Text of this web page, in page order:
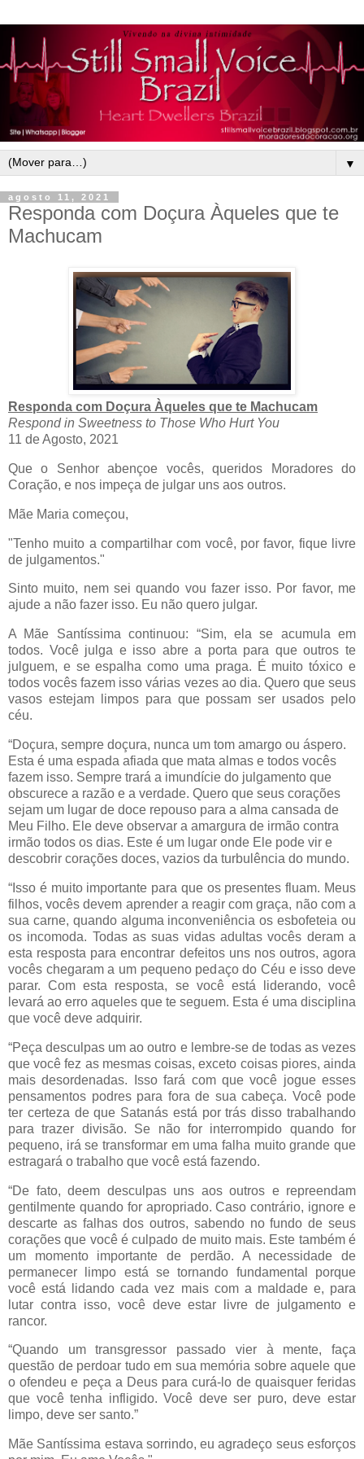
▼
agosto 11, 2021
Responda com Doçura Àqueles que te
Machucam
Responda com Doçura Àqueles que te Machucam
Respond in Sweetness to Those Who Hurt You
11 de Agosto, 2021
Que o Senhor abençoe vocês, queridos Moradores do
Coração, e nos impeça de julgar uns aos outros.
Mãe Maria começou,
"Tenho muito a compartilhar com você, por favor, fique livre
de julgamentos."
Sinto muito, nem sei quando vou fazer isso. Por favor, me
ajude a não fazer isso. Eu não quero julgar.
A Mãe Santíssima continuou: “Sim, ela se acumula em
todos. Você julga e isso abre a porta para que outros te
julguem, e se espalha como uma praga. É muito tóxico e
todos vocês fazem isso várias vezes ao dia. Quero que seus
vasos estejam limpos para que possam ser usados pelo
céu.
“Doçura, sempre doçura, nunca um tom amargo ou áspero.
Esta é uma espada afiada que mata almas e todos vocês
fazem isso. Sempre trará a imundície do julgamento que
obscurece a razão e a verdade. Quero que seus corações
sejam um lugar de doce repouso para a alma cansada de
Meu Filho. Ele deve observar a amargura de irmão contra
irmão todos os dias. Este é um lugar onde Ele pode vir e
descobrir corações doces, vazios da turbulência do mundo.
“Isso é muito importante para que os presentes fluam. Meus
filhos, vocês devem aprender a reagir com graça, não com a
sua carne, quando alguma inconveniência os esbofeteia ou
os incomoda. Todas as suas vidas adultas vocês deram a
esta resposta para encontrar defeitos uns nos outros, agora
vocês chegaram a um pequeno pedaço do Céu e isso deve
parar. Com esta resposta, se você está liderando, você
levará ao erro aqueles que te seguem. Esta é uma disciplina
que você deve adquirir.
“Peça desculpas um ao outro e lembre-se de todas as vezes
que você fez as mesmas coisas, exceto coisas piores, ainda
mais desordenadas. Isso fará com que você jogue esses
pensamentos podres para fora de sua cabeça. Você pode
ter certeza de que Satanás está por trás disso trabalhando
para trazer divisão. Se não for interrompido quando for
pequeno, irá se transformar em uma falha muito grande que
estragará o trabalho que você está fazendo.
“De fato, deem desculpas uns aos outros e repreendam
gentilmente quando for apropriado. Caso contrário, ignore e
descarte as falhas dos outros, sabendo no fundo de seus
corações que você é culpado de muito mais. Este também é
um momento importante de perdão. A necessidade de
permanecer limpo está se tornando fundamental porque
você está lidando cada vez mais com a maldade e, para
lutar contra isso, você deve estar livre de julgamento e
rancor.
“Quando um transgressor passado vier à mente, faça
questão de perdoar tudo em sua memória sobre aquele que
o ofendeu e peça a Deus para curá-lo de quaisquer feridas
que você tenha infligido. Você deve ser puro, deve estar
limpo, deve ser santo.”
Mãe Santíssima estava sorrindo, eu agradeço seus esforços